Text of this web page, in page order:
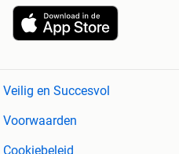
Veilig en Succesvol
Voorwaarden
Cookiebeleid